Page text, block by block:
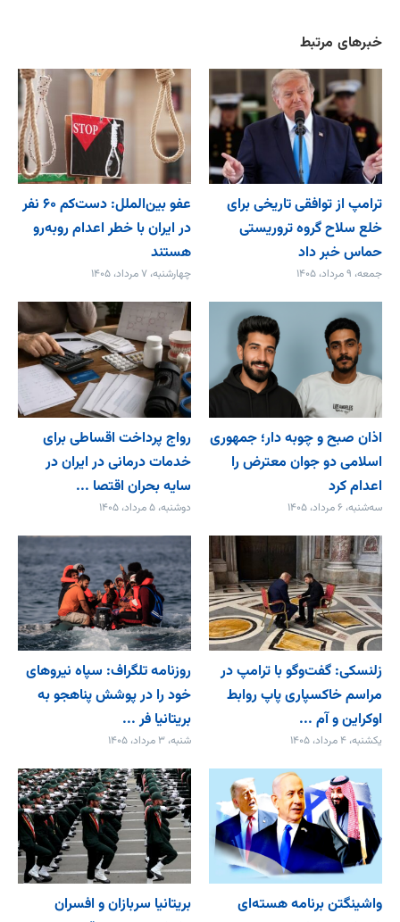
خبرهای مرتبط
ترامپ از توافقی تاریخی برای
خلع ‌سلاح گروه تروریستی
حماس خبر داد
جمعه، ۹ مرداد، ۱۴۰۵
عفو بین‌الملل: دست‌کم ۶۰ نفر
در ایران با خطر اعدام روبه‌رو
هستند
چهارشنبه، ۷ مرداد، ۱۴۰۵
اذان صبح و چوبه دار؛ جمهوری
اسلامی دو جوان معترض را
اعدام کرد
سه‌شنبه، ۶ مرداد، ۱۴۰۵
رواج پرداخت اقساطی برای
خدمات درمانی در ایران در
سایه بحران اقتصا ...
دوشنبه، ۵ مرداد، ۱۴۰۵
زلنسکی: گفت‌وگو با ترامپ در
مراسم خاکسپاری پاپ روابط
اوکراین و آم ...
یکشنبه، ۴ مرداد، ۱۴۰۵
روزنامه تلگراف: سپاه نیروهای
خود را در پوشش پناهجو به
بریتانیا فر ...
شنبه، ۳ مرداد، ۱۴۰۵
واشینگتن برنامه هسته‌ای
بریتانیا سربازان و افسران